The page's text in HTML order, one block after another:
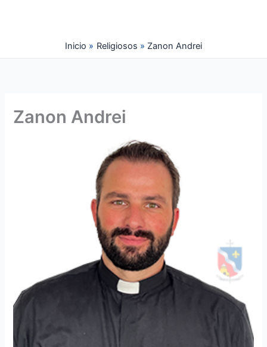
Inicio
Religiosos Zanon Andrei
Zanon Andrei